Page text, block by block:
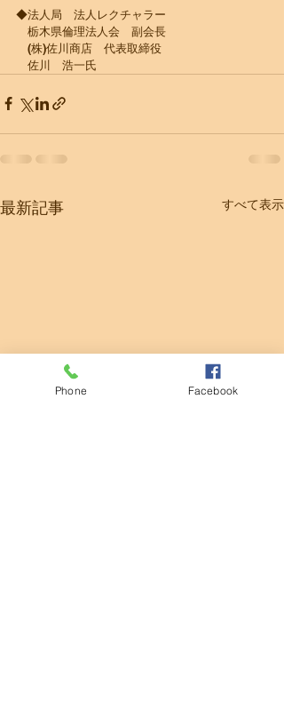
◆法人局　法人レクチャラー
栃木県倫理法人会　副会長
(株)佐川商店　代表取締役
​　佐川　浩一氏
最新記事 すべて表示
Phone Facebook